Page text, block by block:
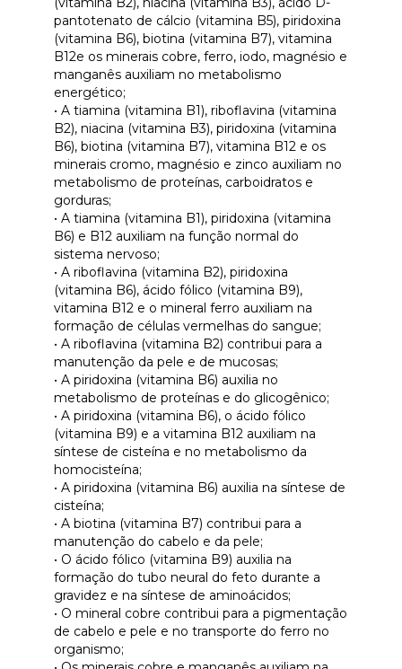
pantotenato de cálcio (vitamina B5), piridoxina
(vitamina B6), biotina (vitamina B7), vitamina
B12e os minerais cobre, ferro, iodo, magnésio e
manganês auxiliam no metabolismo
energético;
• A tiamina (vitamina B1), riboflavina (vitamina
B2), niacina (vitamina B3), piridoxina (vitamina
B6), biotina (vitamina B7), vitamina B12 e os
minerais cromo, magnésio e zinco auxiliam no
metabolismo de proteínas, carboidratos e
gorduras;
• A tiamina (vitamina B1), piridoxina (vitamina
B6) e B12 auxiliam na função normal do
sistema nervoso;
• A riboflavina (vitamina B2), piridoxina
(vitamina B6), ácido fólico (vitamina B9),
vitamina B12 e o mineral ferro auxiliam na
formação de células vermelhas do sangue;
• A riboflavina (vitamina B2) contribui para a
manutenção da pele e de mucosas;
• A piridoxina (vitamina B6) auxilia no
metabolismo de proteínas e do glicogênico;
• A piridoxina (vitamina B6), o ácido fólico
(vitamina B9) e a vitamina B12 auxiliam na
síntese de cisteína e no metabolismo da
homocisteína;
• A piridoxina (vitamina B6) auxilia na síntese de
cisteína;
• A biotina (vitamina B7) contribui para a
manutenção do cabelo e da pele;
• O ácido fólico (vitamina B9) auxilia na
formação do tubo neural do feto durante a
gravidez e na síntese de aminoácidos;
• O mineral cobre contribui para a pigmentação
de cabelo e pele e no transporte do ferro no
organismo;